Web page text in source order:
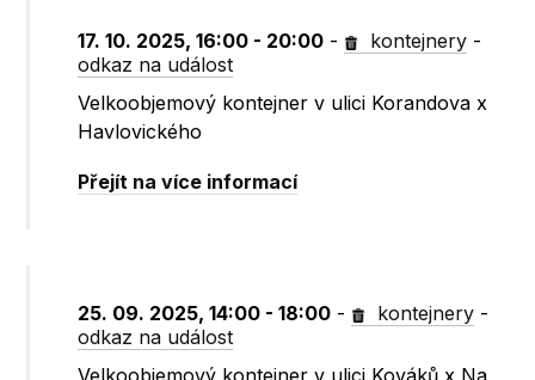
17. 10. 2025, 16:00 - 20:00 - kontejnery -
odkaz na událost
Velkoobjemový kontejner v ulici Korandova x
Havlovického
Přejít na více informací
25. 09. 2025, 14:00 - 18:00 - kontejnery -
odkaz na událost
Velkoobjemový kontejner v ulici Kováků x Na